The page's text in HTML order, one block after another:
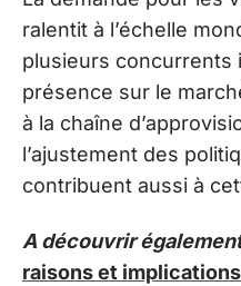
ralentit à l’échelle
plusieurs concurrents
présence sur le
à la chaîne
l’ajustement des
contribuent aussi à
A découvrir
raisons et